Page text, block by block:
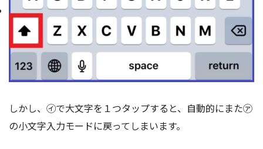
しかし、㋑で大文字を１つタップすると、自動的にまた㋐
の小文字入力モードに戻ってしまいます。